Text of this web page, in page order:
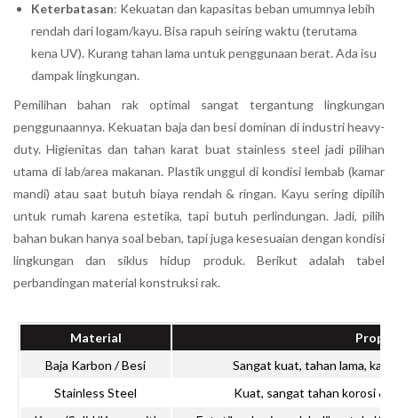
Keterbatasan: Kekuatan dan kapasitas beban umumnya lebih
rendah dari logam/kayu. Bisa rapuh seiring waktu (terutama
kena UV). Kurang tahan lama untuk penggunaan berat. Ada isu
dampak lingkungan.
Pemilihan bahan rak optimal sangat tergantung lingkungan
penggunaannya. Kekuatan baja dan besi dominan di industri heavy-
duty. Higienitas dan tahan karat buat stainless steel jadi pilihan
utama di lab/area makanan. Plastik unggul di kondisi lembab (kamar
mandi) atau saat butuh biaya rendah & ringan. Kayu sering dipilih
untuk rumah karena estetika, tapi butuh perlindungan. Jadi, pilih
bahan bukan hanya soal beban, tapi juga kesesuaian dengan kondisi
lingkungan dan siklus hidup produk. Berikut adalah tabel
perbandingan material konstruksi rak.
Material
Baja Karbon / Besi
Sangat kuat, tahan lama,
Stainless Steel
Kuat, sangat tahan korosi &